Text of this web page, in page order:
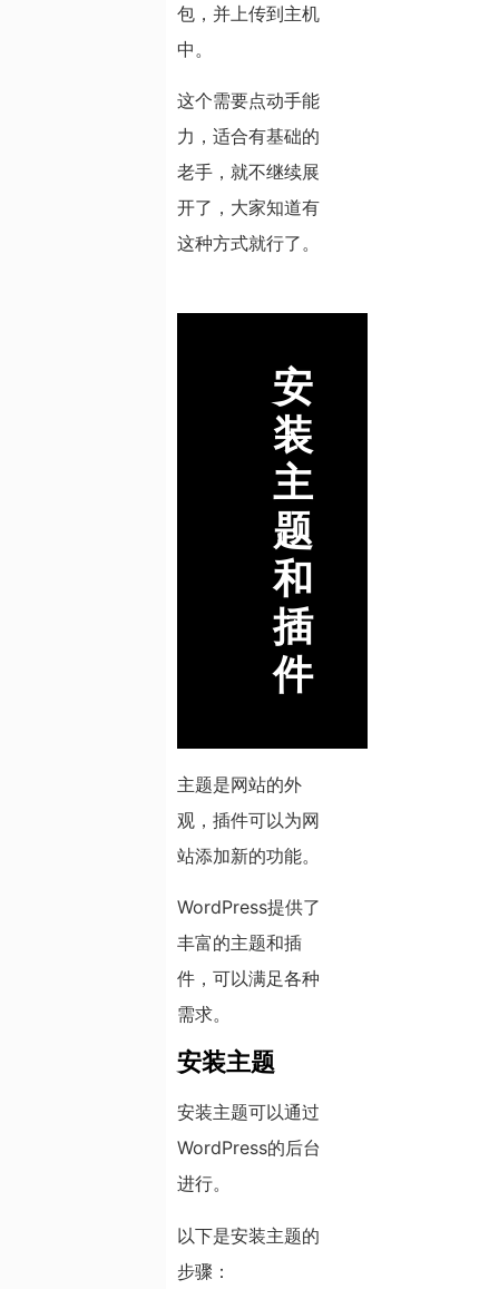
包，并上传到主机
中。
这个需要点动手能
力，适合有基础的
老手，就不继续展
开了，大家知道有
这种方式就行了。
安
装
主
题
和
插
件
主题是网站的外
观，插件可以为网
站添加新的功能。
WordPress提供了
丰富的主题和插
件，可以满足各种
需求。
安装主题
安装主题可以通过
WordPress的后台
进行。
以下是安装主题的
步骤：